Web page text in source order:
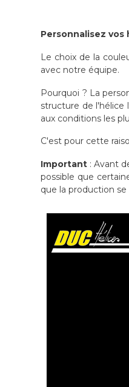
Personnalisez vos
Le choix de la
avec notre équipe.
Pourquoi ? La
structure de l'hélice
aux conditions les
C'est pour cette
Important : Avant
possible que
que la production